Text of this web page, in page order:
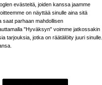
-valikoimaamme
evästeitä, joiden kanssa jaamme
on näyttää sinulle aina sitä
saat parhaan mahdollisen
"Hyväksyn" voimme jatkossakin
tarjouksia, jotka on räätälöity juuri